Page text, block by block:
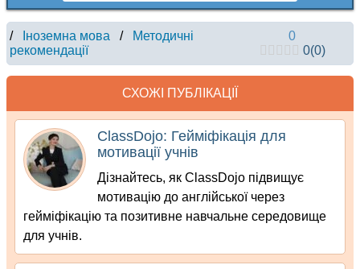
/ Іноземна мова /
Методичні
рекомендації
0
0(0)
СХОЖІ ПУБЛІКАЦІЇ
ClassDojo: Гейміфікація для
мотивації учнів
Дізнайтесь, як ClassDojo підвищує
мотивацію до англійської через
гейміфікацію та позитивне навчальне середовище
для учнів.